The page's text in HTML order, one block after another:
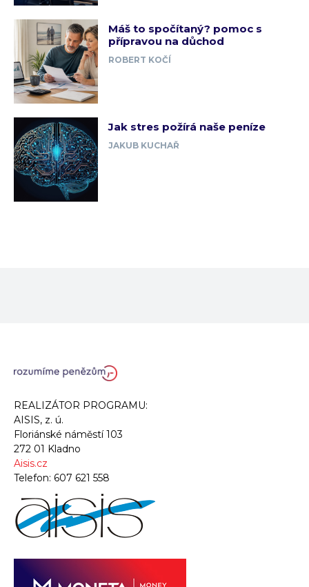
Máš to spočítaný? pomoc s
přípravou na důchod
ROBERT KOČÍ
Jak stres požírá naše peníze
JAKUB KUCHAŘ
REALIZÁTOR PROGRAMU:
AISIS, z. ú.
Floriánské náměstí 103
272 01 Kladno
Aisis.cz
Telefon: 607 621 558